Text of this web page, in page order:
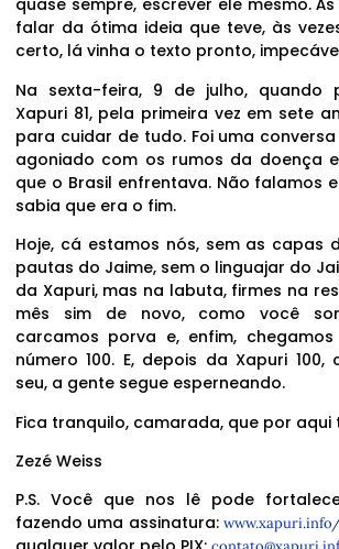
quase sempre, escrever ele mesmo.
falar da ótima ideia que teve, às
certo, lá vinha o texto pronto,
Na sexta-feira, 9 de julho, quando
Xapuri 81, pela primeira vez em sete
para cuidar de tudo. Foi uma
agoniado com os rumos da doença
que o Brasil enfrentava. Não falamos
sabia que era o fim.
Hoje, cá estamos nós, sem as capas
pautas do Jaime, sem o linguajar do
da Xapuri, mas na labuta, firmes na
mês sim de novo, como você
carcamos porva e, enfim,
número 100. E, depois da Xapuri
seu, a gente segue esperneando.
Fica tranquilo, camarada, que por aqui
Zezé Weiss
P.S. Você que nos lê pode
fazendo uma assinatura: